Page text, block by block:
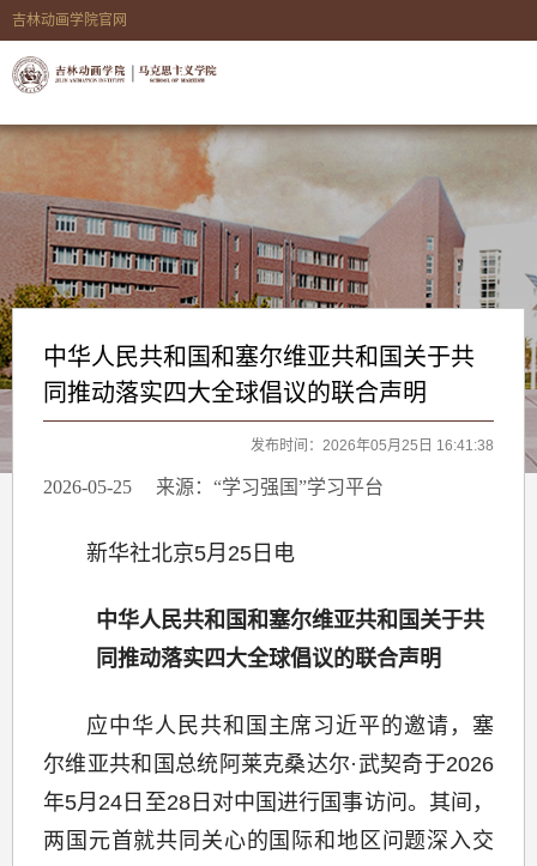
吉林动画学院官网
中华人民共和国和塞尔维亚共和国关于共
同推动落实四大全球倡议的联合声明
发布时间：2026年05月25日 16:41:38
2026-05-25 来源：“学习强国”学习平台
新华社北京5月25日电
中华人民共和国和塞尔维亚共和国关于共
同推动落实四大全球倡议的联合声明
应中华人民共和国主席习近平的邀请，塞
尔维亚共和国总统阿莱克桑达尔·武契奇于2026
年5月24日至28日对中国进行国事访问。其间，
两国元首就共同关心的国际和地区问题深入交